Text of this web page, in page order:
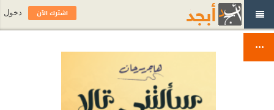
اشترك الآن دخول